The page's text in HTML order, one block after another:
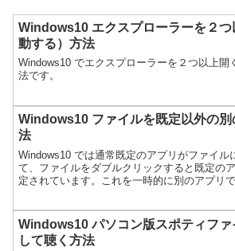
Windows10 エクスプローラーを２つ
動する）方法
Windows10 でエクスプローラーを２つ以上開
法です。
Windows10 ファイルを既定以外の
法
Windows10 では通常既定のアプリがファイル
て、ファイルをダブルクリックすると既定の
定されています。これを一時的に別のアプリ
Windows10 パソコン版スポティフ
して聴く方法